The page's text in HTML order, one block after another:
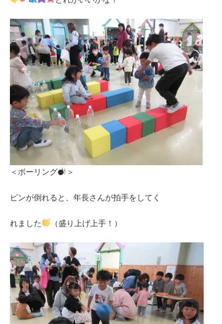
＜ボーリング ＞
ピンが倒れると、年長さんが拍手をしてく
れました （盛り上げ上手！）